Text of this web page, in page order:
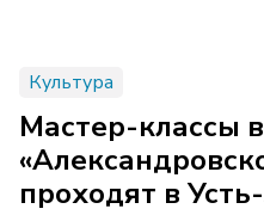
Культура
Мастер-классы
проходят в